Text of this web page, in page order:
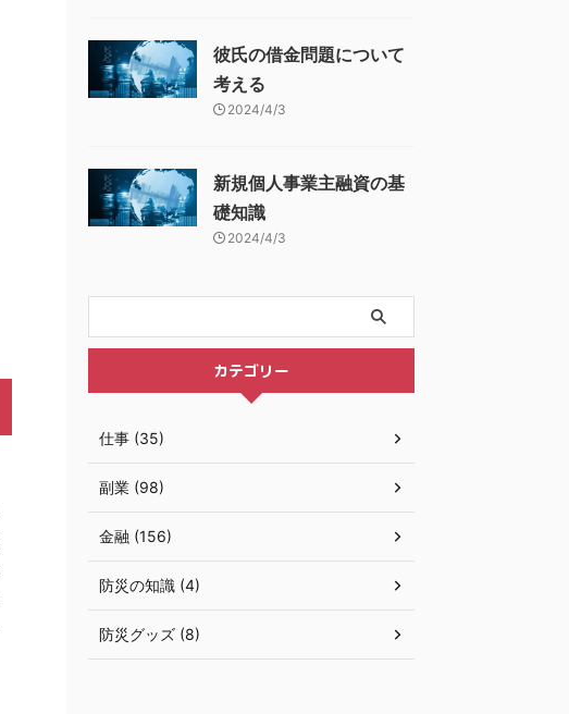
彼氏の借金問題について
考える
2024/4/3
新規個人事業主融資の基
礎知識
2024/4/3
カテゴリー
仕事 (35)
副業 (98)
金融 (156)
防災の知識 (4)
防災グッズ (8)